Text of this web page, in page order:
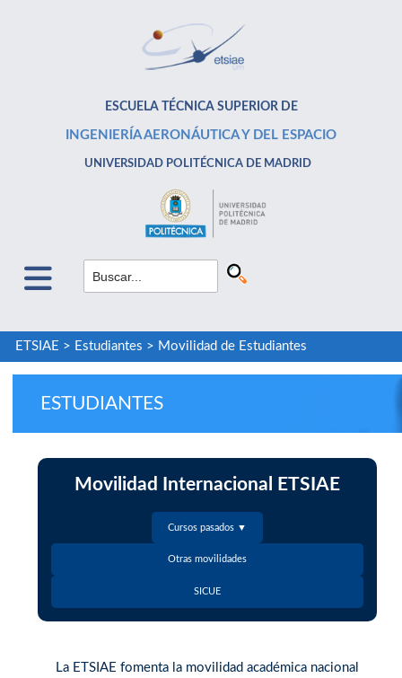
ESCUELA TÉCNICA SUPERIOR DE
INGENIERÍA AERONÁUTICA Y DEL ESPACIO
UNIVERSIDAD POLITÉCNICA DE MADRID
ETSIAE > Estudiantes > Movilidad de Estudiantes
ESTUDIANTES
Movilidad Internacional ETSIAE
Cursos pasados ▼
Otras movilidades
SICUE
La ETSIAE fomenta la movilidad académica nacional